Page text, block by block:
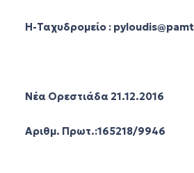
Η-Ταχυδρομείο :
Νέα Ορεστιάδα 21.12.2016
Αριθμ. Πρωτ.:165218/9946